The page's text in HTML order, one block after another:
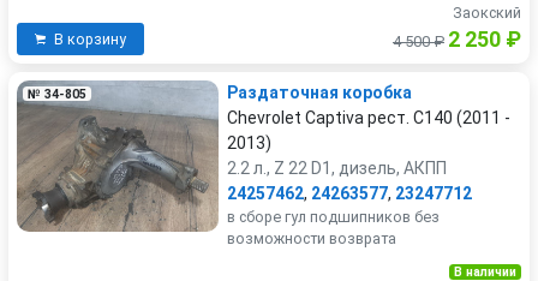
В корзину
Заокский
4 500 ₽ 2 250 ₽
№ 34-805
Раздаточная коробка
Chevrolet Captiva рест. C140 (2011 -
2013)
2.2 л., Z 22 D1, дизель, АКПП
24257462, 24263577, 23247712
в сборе гул подшипников без
возможности возврата
В наличии